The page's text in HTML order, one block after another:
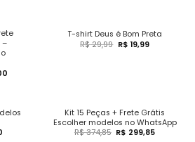
–
T-shirt Deus é Bom Preta
R$29,99 R$ 19,99
Kit 15 Peças + Frete Grátis
Escolher modelos no WhatsApp
R$374,85 R$ 299,85